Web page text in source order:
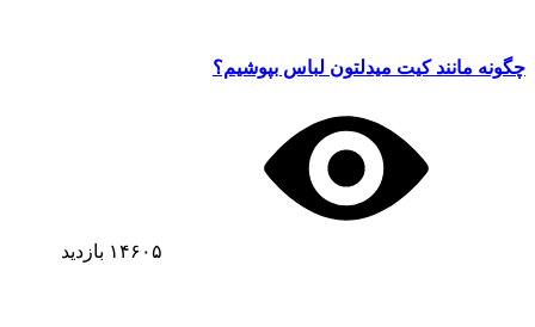
چگونه مانند کیت میدلتون لباس بپوشیم؟
۱۴۶۰۵ بازدید